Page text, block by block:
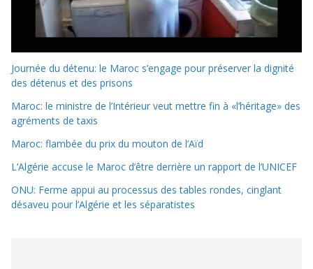
Journée du détenu: le Maroc s’engage pour préserver la dignité
des détenus et des prisons
Maroc: le ministre de l’Intérieur veut mettre fin à «l’héritage» des
agréments de taxis
Maroc: flambée du prix du mouton de l’Aïd
L’Algérie accuse le Maroc d’être derrière un rapport de l’UNICEF
ONU: Ferme appui au processus des tables rondes, cinglant
désaveu pour l’Algérie et les séparatistes